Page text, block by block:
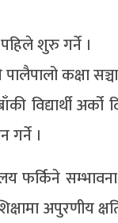
शुरु गर्ने ।
कक्षा
विद्यार्थी अर्को
गर्ने ।
फर्किने
अपुरणीय